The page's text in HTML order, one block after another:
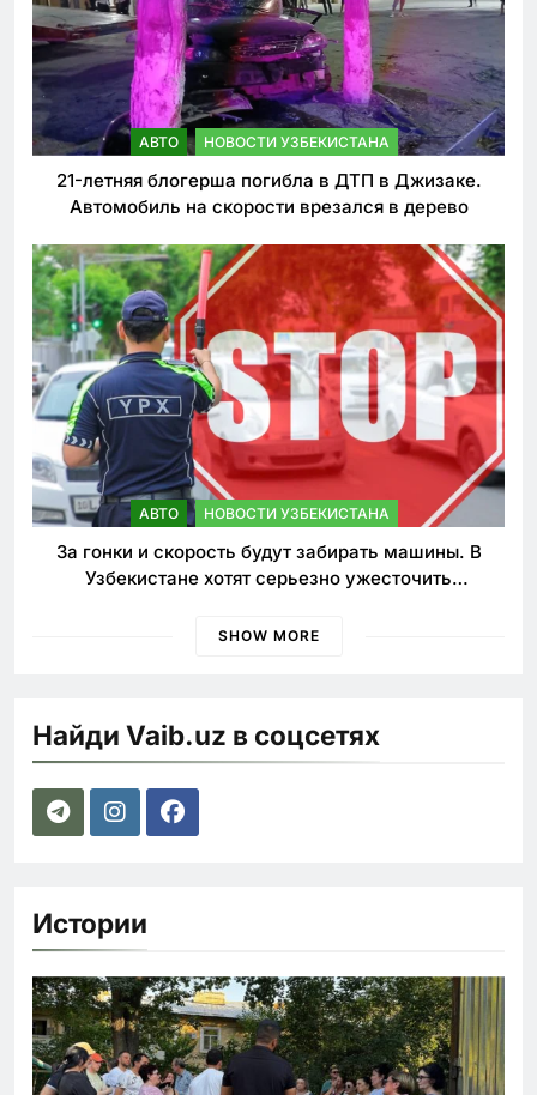
АВТО НОВОСТИ УЗБЕКИСТАНА
21-летняя блогерша погибла в ДТП в Джизаке.
Автомобиль на скорости врезался в дерево
АВТО НОВОСТИ УЗБЕКИСТАНА
За гонки и скорость будут забирать машины. В
Узбекистане хотят серьезно ужесточить
SHOW MORE
Найди Vaib.uz в соцсетях
Истории